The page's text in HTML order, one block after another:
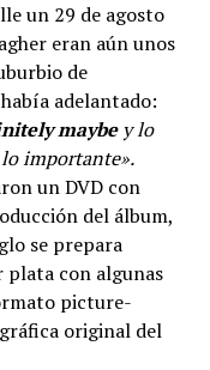
un 29 de agosto
eran aún unos
de
adelantado:
maybey lo
lo importante».
un DVD con
del álbum,
se prepara
con algunas
picture-
original del